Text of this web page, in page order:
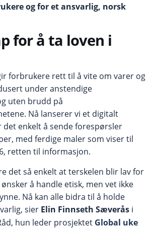
og for et ansvarlig, norsk
for å ta loven i
forbrukere rett til å vite om varer og
under anstendige
uten brudd på
Nå lanserer vi et digitalt
det enkelt å sende forespørsler
med ferdige maler som viser til
retten til informasjon.
det så enkelt at terskelen blir lav for
å handle etisk, men vet ikke
Nå kan alle bidra til å holde
sier Elin Finnseth Sæverås i
hun leder prosjektet Global uke